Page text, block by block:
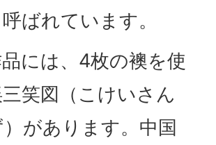
ばれています。
には、4枚の襖を使
笑図（こけいさん
があります。中国